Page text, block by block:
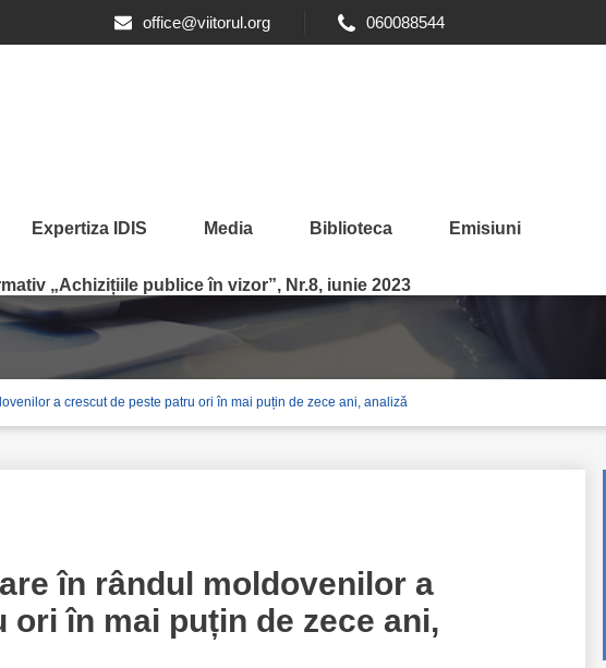
office@viitorul.org 060088544
Expertiza IDIS Media Biblioteca Emisiuni
„Achizițiile publice în vizor”, Nr.8, iunie 2023
a crescut de peste patru ori în mai puțin de zece ani, analiză
în rândul moldovenilor a
în mai puțin de zece ani,